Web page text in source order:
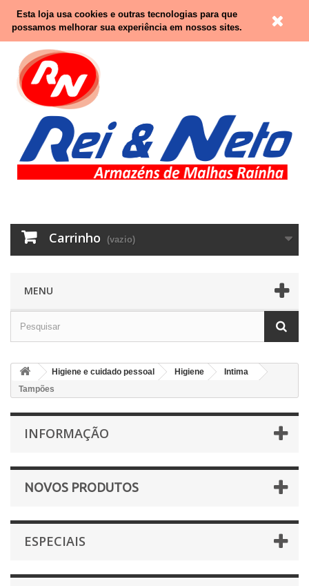
Contacte-nos
Carrinho (vazio)
MENU
Higiene e cuidado pessoal Higiene
Intima
Tampões
INFORMAÇÃO
NOVOS PRODUTOS
ESPECIAIS
Esta loja usa cookies e outras tecnologias para que
possamos melhorar sua experiência em nossos sites.